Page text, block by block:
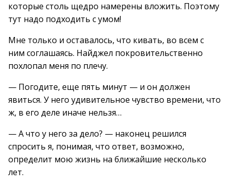
которые столь щедро намерены вложить. Поэтому
тут надо подходить с умом!
Мне только и оставалось, что кивать, во всем с
ним соглашаясь. Найджел покровительственно
похлопал меня по плечу.
— Погодите, еще пять минут — и он должен
явиться. У него удивительное чувство времени, что
ж, в его деле иначе нельзя…
— А что у него за дело? — наконец решился
спросить я, понимая, что ответ, возможно,
определит мою жизнь на ближайшие несколько
лет.